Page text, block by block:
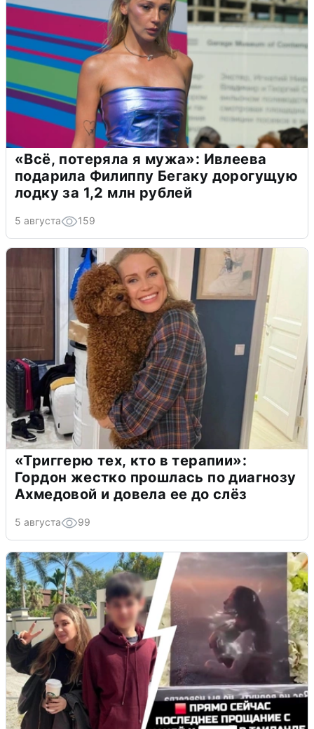
«Всё, потеряла я мужа»: Ивлеева
подарила Филиппу Бегаку дорогущую
лодку за 1,2 млн рублей
5 августа 159
«Триггерю тех, кто в терапии»:
Гордон жестко прошлась по диагнозу
Ахмедовой и довела ее до слёз
5 августа 99